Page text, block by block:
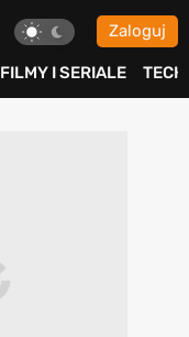
Zaloguj
FILMY I SERIALE TECH